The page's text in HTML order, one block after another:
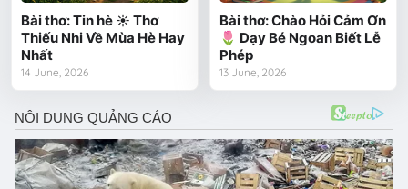
Bài thơ: Tin hè ☀️ Thơ
Thiếu Nhi Về Mùa Hè Hay
Nhất
14 June, 2026
Bài thơ: Chào Hỏi Cảm Ơn
🌷 Dạy Bé Ngoan Biết Lễ
Phép
13 June, 2026